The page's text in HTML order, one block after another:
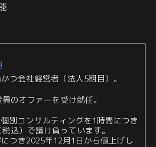
つ会社経営者（法人5期目）。
のオファーを受け就任。
別コンサルティングを1時間につき
込）で請け負っています。
つき2025年12月1日から値上げし